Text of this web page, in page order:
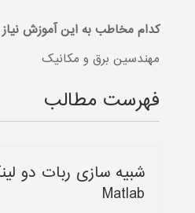
کدام مخاطب به این آموزش نیاز
مهندسین برق و مکانیک
فهرست مطالب
شبیه سازی ربات دو
Matlab